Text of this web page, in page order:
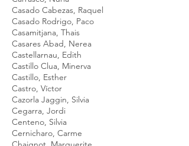
Casado Cabezas, Raquel
Casado Rodrigo, Paco
Casamitjana, Thais
Casares Abad, Nerea
Castellarnau, Edith
Castillo Clua, Minerva
Castillo, Esther
Castro, Víctor
Cazorla Jaggin, Silvia
Cegarra, Jordi
Centeno, Silvia
Cernicharo, Carme